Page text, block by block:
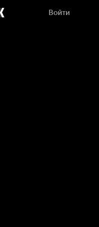
Войти